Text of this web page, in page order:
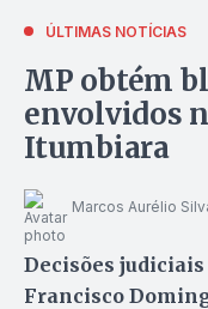
ÚLTIMAS NOTÍCIAS
MP obtém
envolvidos
Itumbiara
Marcos Aurélio
Decisões
Francisco